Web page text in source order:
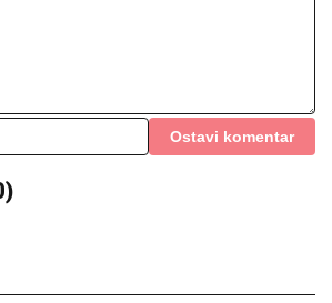
ostali zapanjeni, šta to radi